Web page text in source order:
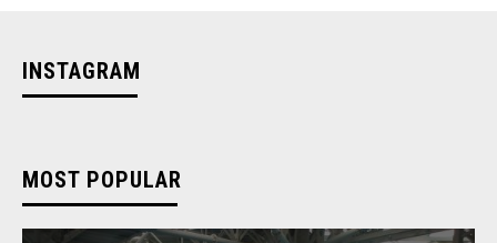
INSTAGRAM
MOST POPULAR